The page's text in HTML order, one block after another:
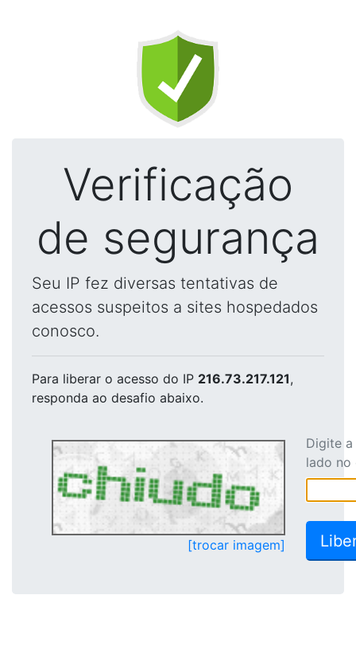
Verificação
de segurança
Seu IP fez diversas tentativas de
acessos suspeitos a sites hospedados
conosco.
Para liberar o acesso do IP 216.73.217.121,
responda ao desafio abaixo.
[trocar imagem]
Digite
lado no